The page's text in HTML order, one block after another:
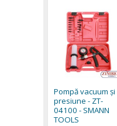
Pompă vacuum și
presiune - ZT-
04100 - SMANN
TOOLS